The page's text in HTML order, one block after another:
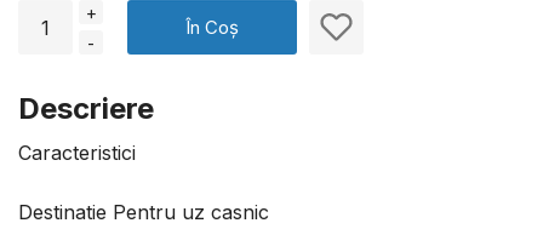
+
-
În Coș
Descriere
Caracteristici
Destinatie Pentru uz casnic